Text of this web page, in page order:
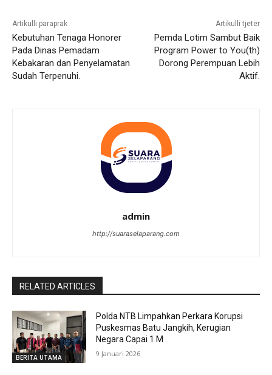
Artikulli paraprak
Kebutuhan Tenaga Honorer
Pada Dinas Pemadam
Kebakaran dan Penyelamatan
Sudah Terpenuhi.
Artikulli tjetër
Pemda Lotim Sambut Baik
Program Power to You(th)
Dorong Perempuan Lebih
Aktif.
admin
http://suaraselaparang.com
RELATED ARTICLES
BERITA UTAMA
Polda NTB Limpahkan Perkara Korupsi
Puskesmas Batu Jangkih, Kerugian
Negara Capai 1 M
9 Januari 2026